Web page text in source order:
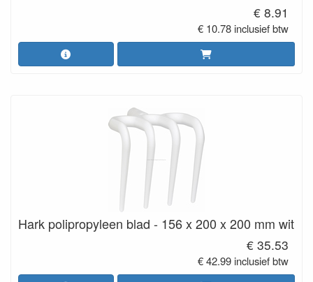
€ 8.91
€ 10.78 inclusief btw
Hark polipropyleen blad - 156 x 200 x 200 mm wit
€ 35.53
€ 42.99 inclusief btw